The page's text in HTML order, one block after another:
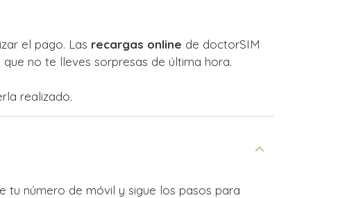
el pago. Las recargas online de doctorSIM
no te lleves sorpresas de última hora.
realizado.
número de móvil y sigue los pasos para